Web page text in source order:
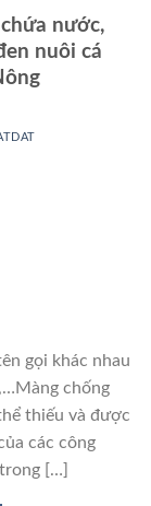
nước,
nuôi cá
gọi khác nhau
chống
thiếu và được
các công
[…]